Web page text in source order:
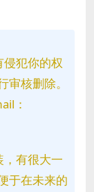
犯你的权
核删除。
：
有很大一
于在未来的